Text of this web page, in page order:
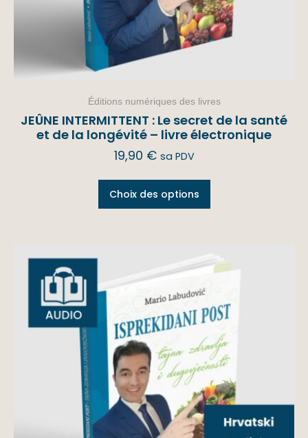
Éditions numériques des livres
JEÛNE INTERMITTENT : Le secret de la santé
et de la longévité – livre électronique
19,90 € sa PDV
Choix des options